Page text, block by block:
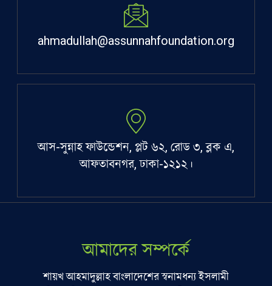
ahmadullah@assunnahfoundation.org
আস-সুন্নাহ ফাউন্ডেশন, প্লট ৬২, রোড ৩, ব্লক এ,
আফতাবনগর, ঢাকা-১২১২।
আমাদের সম্পর্কে
শায়খ আহমাদুল্লাহ বাংলাদেশের স্বনামধন্য ইসলামী